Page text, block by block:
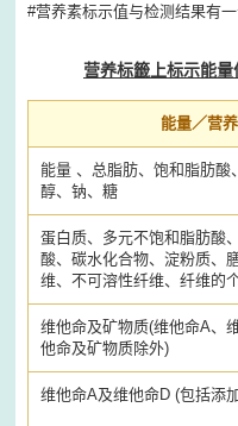
#营养素标示值与检测结果有
营养标籤上标示能
能量／营
能量 、总脂肪、饱和脂肪酸
醇、钠、糖
蛋白质、多元不饱和脂肪酸
酸、碳水化合物、淀粉质、
维、不可溶性纤维、纤维的
维他命及矿物质(维他命A、
他命及矿物质除外)
维他命A及维他命D (包括添